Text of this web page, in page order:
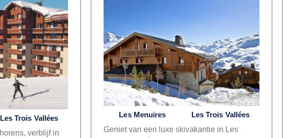
Les Trois Vallées
verblijf in
Les Menuires
Les Trois Vallées
Geniet van een luxe skivakantie in Les